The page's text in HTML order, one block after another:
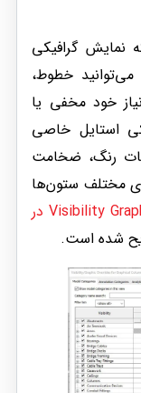
نمایش گرافیکی
خطوط،
خود مخفی یا
استایل خاصی
رنگ، ضخامت
مختلف ستون‌ها
تنظیمات Visibility Graphics در
شده است.